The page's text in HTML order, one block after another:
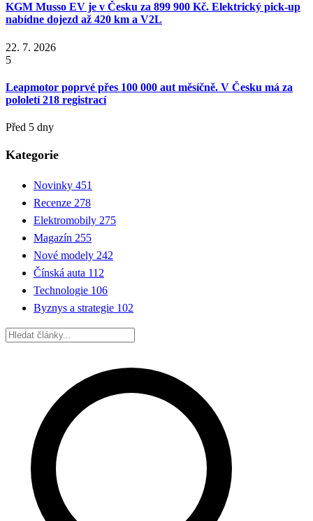
KGM Musso EV je v Česku za 899 900 Kč. Elektrický pick-up
nabídne dojezd až 420 km a V2L
22. 7. 2026
5
Leapmotor poprvé přes 100 000 aut měsíčně. V Česku má za
pololetí 218 registrací
Před 5 dny
Kategorie
Novinky 451
Recenze 278
Elektromobily 275
Magazín 255
Nové modely 242
Čínská auta 112
Technologie 106
Byznys a strategie 102
Hledat: